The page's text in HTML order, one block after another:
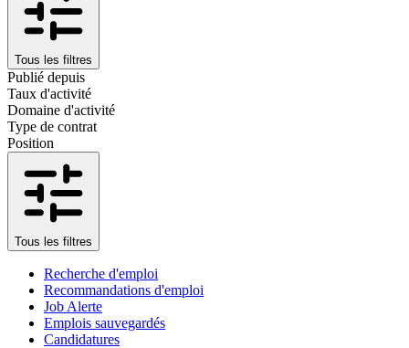
Tous les filtres
Publié depuis
Taux d'activité
Domaine d'activité
Type de contrat
Position
Tous les filtres
Recherche d'emploi
Recommandations d'emploi
Job Alerte
Emplois sauvegardés
Candidatures